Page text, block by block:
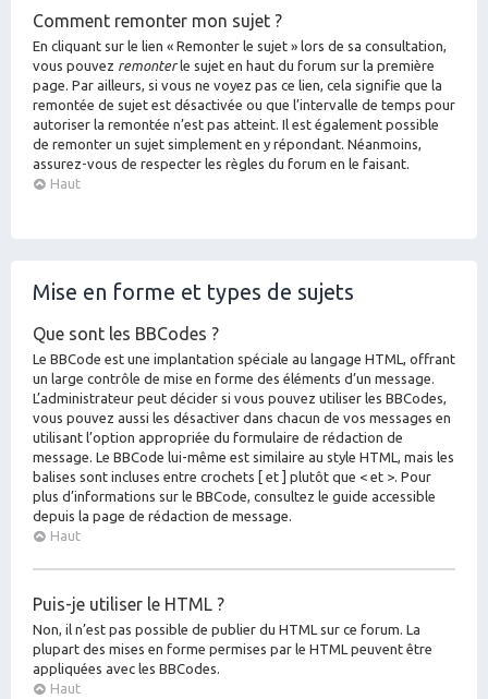
Comment remonter mon sujet ?
En cliquant sur le lien « Remonter le sujet » lors de sa consultation,
vous pouvez remonterle sujet en haut du forum sur la première
page. Par ailleurs, si vous ne voyez pas ce lien, cela signifie que la
remontée de sujet est désactivée ou que l’intervalle de temps pour
autoriser la remontée n’est pas atteint. Il est également possible
de remonter un sujet simplement en y répondant. Néanmoins,
assurez-vous de respecter les règles du forum en le faisant.
Haut
Mise en forme et types de sujets
Que sont les BBCodes ?
Le BBCode est une implantation spéciale au langage HTML, offrant
un large contrôle de mise en forme des éléments d’un message.
L’administrateur peut décider si vous pouvez utiliser les BBCodes,
vous pouvez aussi les désactiver dans chacun de vos messages en
utilisant l’option appropriée du formulaire de rédaction de
message. Le BBCode lui-même est similaire au style HTML, mais les
balises sont incluses entre crochets [ et ] plutôt que < et >. Pour
plus d’informations sur le BBCode, consultez le guide accessible
depuis la page de rédaction de message.
Haut
Puis-je utiliser le HTML ?
Non, il n’est pas possible de publier du HTML sur ce forum. La
plupart des mises en forme permises par le HTML peuvent être
appliquées avec les BBCodes.
Haut